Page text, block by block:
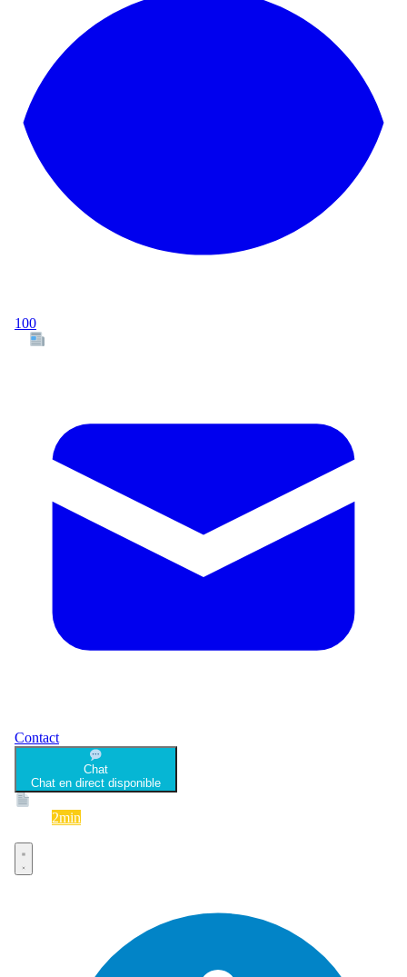
100
Contact
Chat
Chat en direct disponible
2min